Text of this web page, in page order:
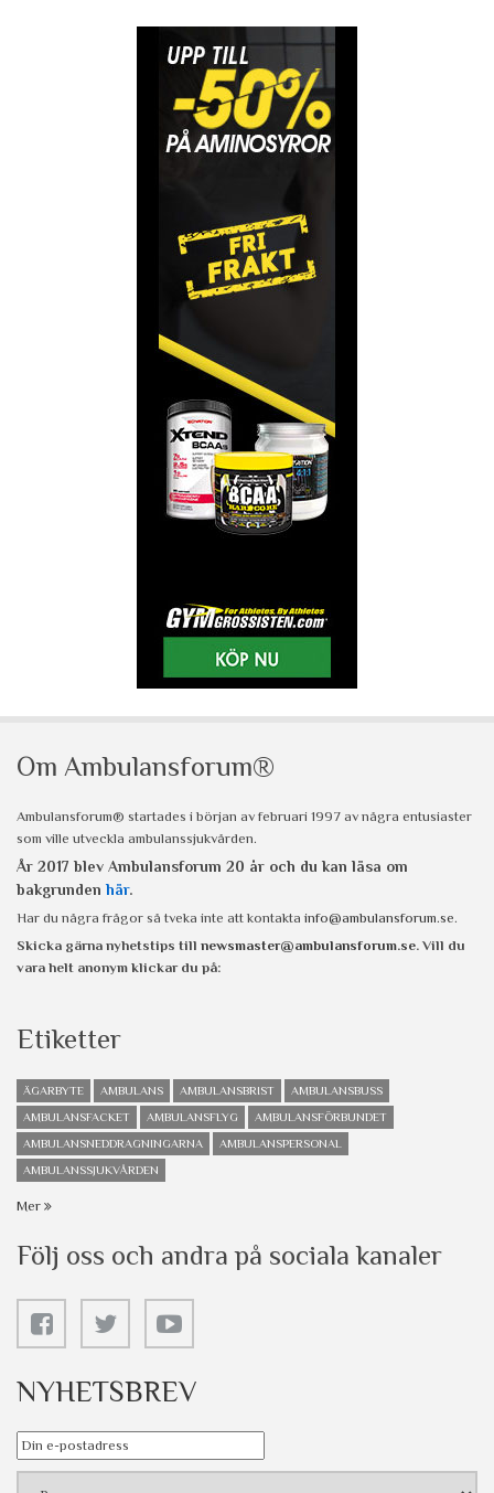
Om Ambulansforum®
Ambulansforum® startades i början av februari 1997 av några entusiaster
som ville utveckla ambulanssjukvården.
År 2017 blev Ambulansforum 20 år och du kan läsa om
bakgrunden här.
Har du några frågor så tveka inte att kontakta info@ambulansforum.se.
Skicka gärna nyhetstips till newsmaster@ambulansforum.se. Vill du
vara helt anonym klickar du på:
Etiketter
ÄGARBYTE AMBULANS AMBULANSBRIST
AMBULANSBUSS
AMBULANSFACKET
AMBULANSFLYG
AMBULANSFÖRBUNDET
AMBULANSNEDDRAGNINGARNA
AMBULANSPERSONAL
AMBULANSSJUKVÅRDEN
Mer
Följ oss och andra på sociala kanaler
NYHETSBREV